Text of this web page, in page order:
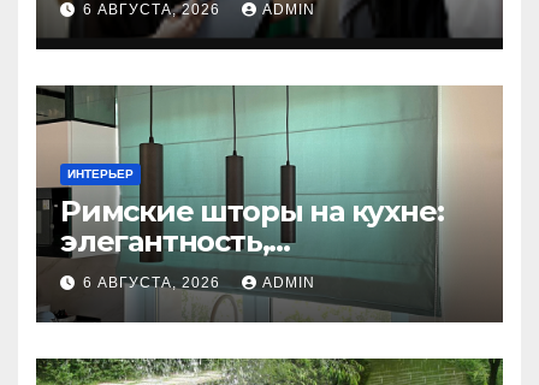
6 АВГУСТА, 2026 ADMIN
ИНТЕРЬЕР
Римские шторы на кухне:
элегантность,
практичность и стиль
6 АВГУСТА, 2026 ADMIN